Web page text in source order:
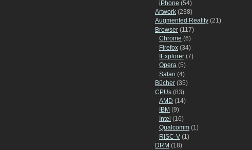
iPhone (54)
Artwork (238)
Augmented Reality (21)
Browser (117)
Chrome (6)
Firefox (34)
IExplorer (7)
Opera (5)
Safari (4)
Bücher (35)
CPUs (83)
AMD (14)
IBM (9)
Intel (16)
Qualcomm (1)
RISC-V (1)
DRM (18)